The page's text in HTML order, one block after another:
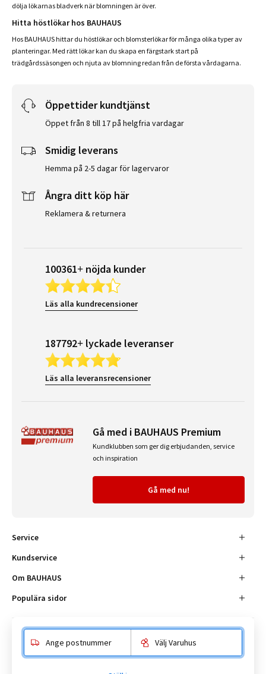
dölja lökarnas bladverk när blomningen är över.
Hitta höstlökar hos BAUHAUS
Hos BAUHAUS hittar du höstlökar och blomsterlökar för många olika typer av
planteringar. Med rätt lökar kan du skapa en färgstark start på
trädgårdssäsongen och njuta av blomning redan från de första vårdagarna.
Öppettider kundtjänst
Öppet från 8 till 17 på helgfria vardagar
Smidig leverans
Hemma på 2-5 dagar för lagervaror
Ångra ditt köp här
Reklamera & returnera
100361+ nöjda kunder
Läs alla kundrecensioner
187792+ lyckade leveranser
Läs alla leveransrecensioner
Gå med i BAUHAUS Premium
Kundklubben som ger dig erbjudanden, service
och inspiration
Gå med nu!
Service
Kundservice
Om BAUHAUS
Populära sidor
Ange postnummer Välj Varuhus